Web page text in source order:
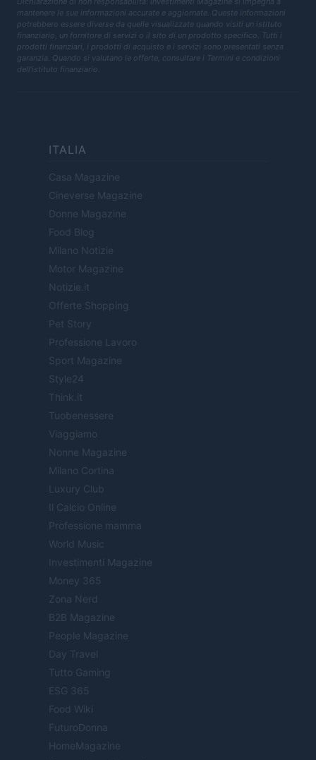
mantenere le sue informazioni accurate e aggiornate. Queste informazioni
potrebbero essere diverse da quelle visualizzate quando visiti un istituto
finanziario, un fornitore di servizi o il sito di un prodotto specifico. Tutti i
prodotti finanziari, i prodotti di acquisto e i servizi sono presentati senza
garanzia. Quando si valutano le offerte, consultare i Termini e condizioni
dell'istituto finanziario.
ITALIA
Casa Magazine
Cineverse Magazine
Donne Magazine
Food Blog
Milano Notizie
Motor Magazine
Notizie.it
Offerte Shopping
Pet Story
Professione Lavoro
Sport Magazine
Style24
Think.it
Tuobenessere
Viaggiamo
Nonne Magazine
Milano Cortina
Luxury Club
Il Calcio Online
Professione mamma
World Music
Investimenti Magazine
Money 365
Zona Nerd
B2B Magazine
People Magazine
Day Travel
Tutto Gaming
ESG 365
Food Wiki
FuturoDonna
HomeMagazine